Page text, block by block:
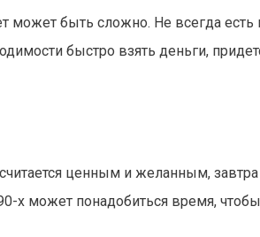
может быть сложно. Не всегда
быстро взять деньги,
ценным и желанным,
х может понадобиться время, чтобы